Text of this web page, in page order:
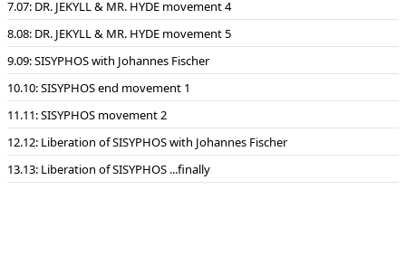
07: DR. JEKYLL & MR. HYDE movement 4
08: DR. JEKYLL & MR. HYDE movement 5
09: SISYPHOS with Johannes Fischer
10: SISYPHOS end movement 1
11: SISYPHOS movement 2
12: Liberation of SISYPHOS with Johannes Fischer
13: Liberation of SISYPHOS ...finally
Musikverlag Ries & Erler
CELLO-DUELLO mit Wolfgang Emanuel Schmidt & Jens-Peter
Maintz
____________________________________________________________
„SISYPHOS“ SINFONIE NR. 2 FÜR SCHLAGZEUG UND ORCHESTER
Id10 I: Allegro vivace „Punished by gods“
Id11 II: Adagio „Visions“
Id12 III: Vivo. The liberation of Sisyphos
Schott Music
Johannes Fischer (Percussion)